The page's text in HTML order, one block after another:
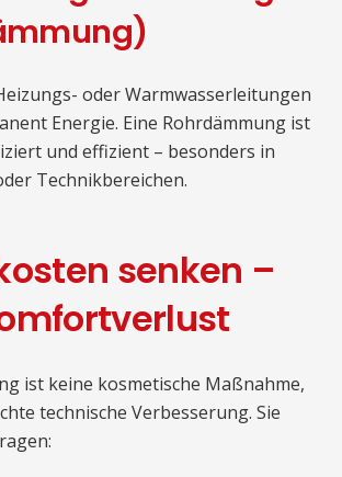
oder Warmwasserleitungen
Energie. Eine Rohrdämmung ist
und effizient – besonders in
Technikbereichen.
senken –
ist keine kosmetische Maßnahme,
technische Verbesserung. Sie